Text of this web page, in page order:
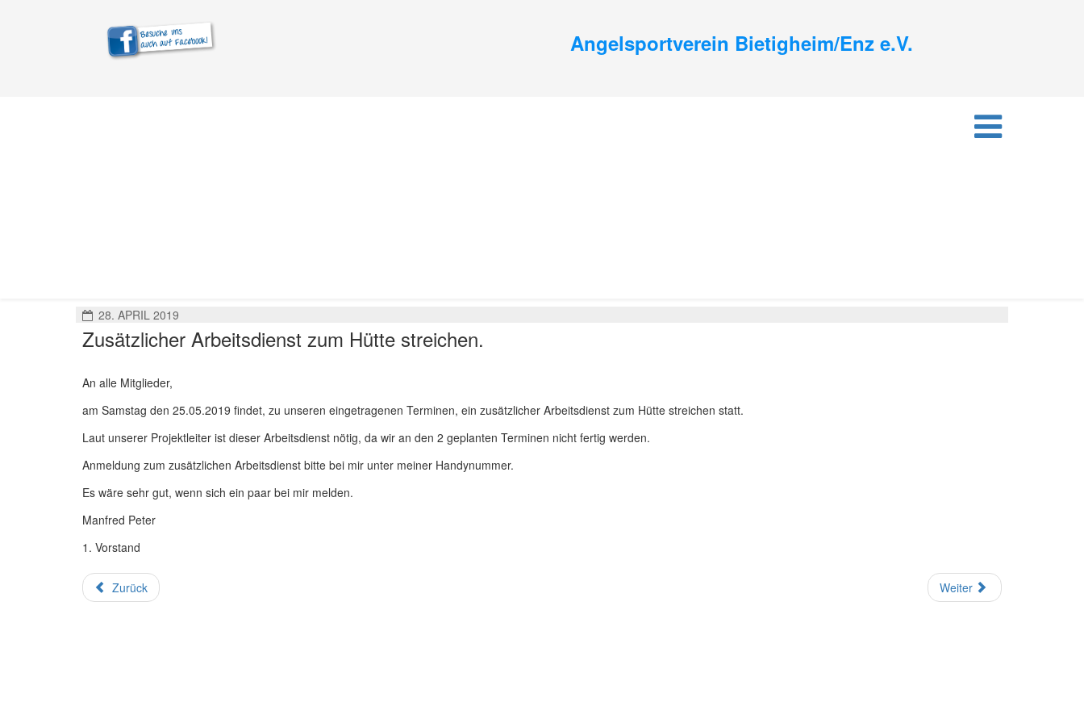
Angelsportverein Bietigheim/Enz e.V.
28. APRIL 2019
Zusätzlicher Arbeitsdienst zum Hütte streichen.
An alle Mitglieder,
am Samstag den 25.05.2019 findet, zu unseren eingetragenen Terminen, ein zusätzlicher Arbeitsdienst zum Hütte streichen statt.
Laut unserer Projektleiter ist dieser Arbeitsdienst nötig, da wir an den 2 geplanten Terminen nicht fertig werden.
Anmeldung zum zusätzlichen Arbeitsdienst bitte bei mir unter meiner Handynummer.
Es wäre sehr gut, wenn sich ein paar bei mir melden.
Manfred Peter
1. Vorstand
Zurück Weiter